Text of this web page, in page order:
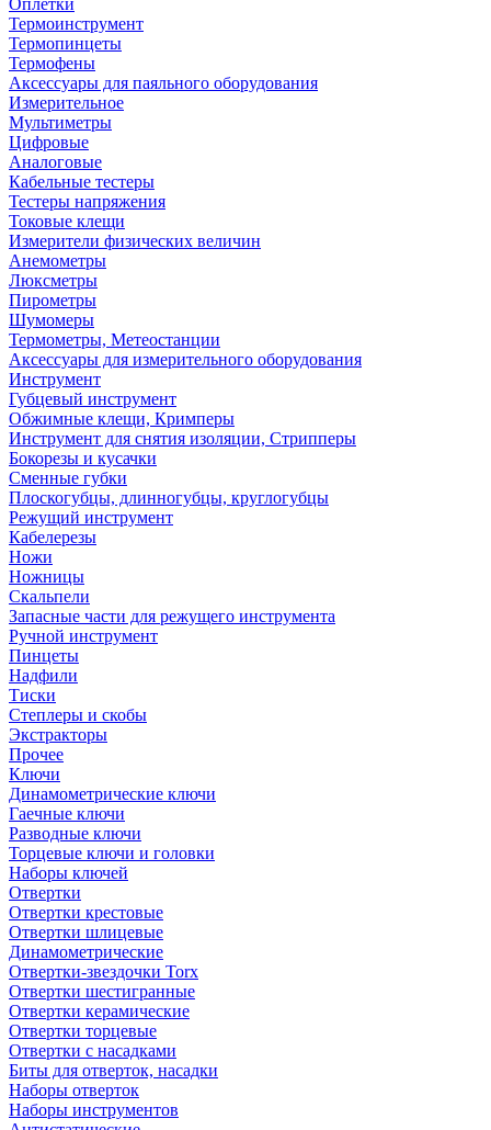
Оплетки
Термоинструмент
Термопинцеты
Термофены
Аксессуары для паяльного оборудования
Измерительное
Мультиметры
Цифровые
Аналоговые
Кабельные тестеры
Тестеры напряжения
Токовые клещи
Измерители физических величин
Анемометры
Люксметры
Пирометры
Шумомеры
Термометры, Метеостанции
Аксессуары для измерительного оборудования
Инструмент
Губцевый инструмент
Обжимные клещи, Кримперы
Инструмент для снятия изоляции, Стрипперы
Бокорезы и кусачки
Сменные губки
Плоскогубцы, длинногубцы, круглогубцы
Режущий инструмент
Кабелерезы
Ножи
Ножницы
Скальпели
Запасные части для режущего инструмента
Ручной инструмент
Пинцеты
Надфили
Тиски
Степлеры и скобы
Экстракторы
Прочее
Ключи
Динамометрические ключи
Гаечные ключи
Разводные ключи
Торцевые ключи и головки
Наборы ключей
Отвертки
Отвертки крестовые
Отвертки шлицевые
Динамометрические
Отвертки-звездочки Torx
Отвертки шестигранные
Отвертки керамические
Отвертки торцевые
Отвертки с насадками
Биты для отверток, насадки
Наборы отверток
Наборы инструментов